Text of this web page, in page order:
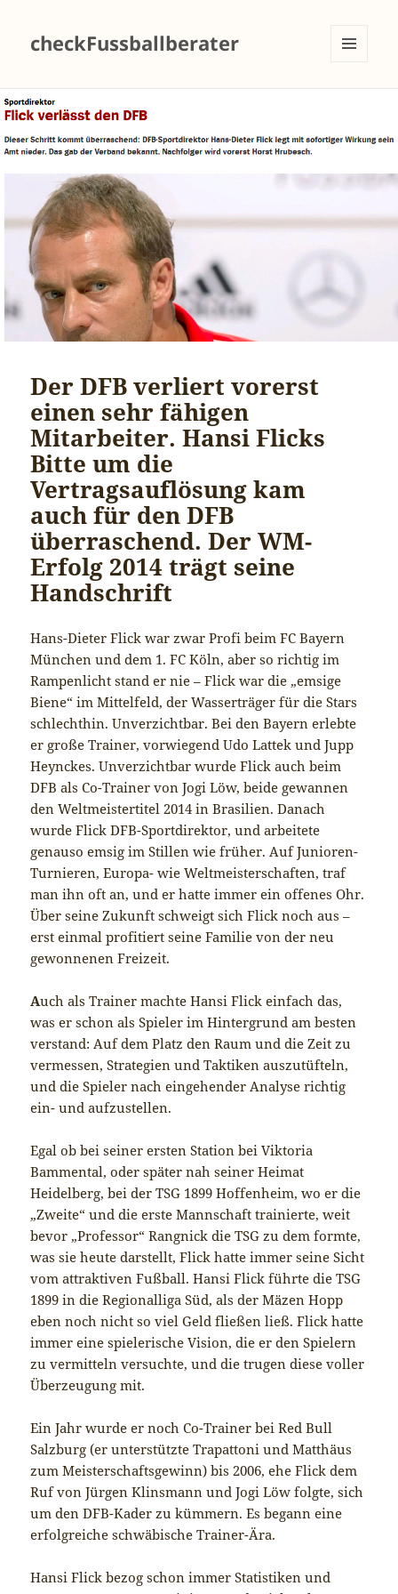
checkFussballberater
UND
Der DFB verliert vorerst
einen sehr fähigen
Mitarbeiter. Hansi Flicks
Bitte um die
Vertragsauflösung kam
auch für den DFB
überraschend. Der WM-
Erfolg 2014 trägt seine
Handschrift
Hans-Dieter Flick war zwar Profi beim FC Bayern
München und dem 1. FC Köln, aber so richtig im
Rampenlicht stand er nie – Flick war die „emsige
Biene“ im Mittelfeld, der Wasserträger für die Stars
schlechthin. Unverzichtbar. Bei den Bayern erlebte
er große Trainer, vorwiegend Udo Lattek und Jupp
Heynckes. Unverzichtbar wurde Flick auch beim
DFB als Co-Trainer von Jogi Löw, beide gewannen
den Weltmeistertitel 2014 in Brasilien. Danach
wurde Flick DFB-Sportdirektor, und arbeitete
genauso emsig im Stillen wie früher. Auf Junioren-
Turnieren, Europa- wie Weltmeisterschaften, traf
man ihn oft an, und er hatte immer ein offenes Ohr.
Über seine Zukunft schweigt sich Flick noch aus –
erst einmal profitiert seine Familie von der neu
gewonnenen Freizeit.
Auch als Trainer machte Hansi Flick einfach das,
was er schon als Spieler im Hintergrund am besten
verstand: Auf dem Platz den Raum und die Zeit zu
vermessen, Strategien und Taktiken auszutüfteln,
und die Spieler nach eingehender Analyse richtig
ein- und aufzustellen.
Egal ob bei seiner ersten Station bei Viktoria
Bammental, oder später nah seiner Heimat
Heidelberg, bei der TSG 1899 Hoffenheim, wo er die
„Zweite“ und die erste Mannschaft trainierte, weit
bevor „Professor“ Rangnick die TSG zu dem formte,
was sie heute darstellt, Flick hatte immer seine Sicht
vom attraktiven Fußball. Hansi Flick führte die TSG
1899 in die Regionalliga Süd, als der Mäzen Hopp
eben noch nicht so viel Geld fließen ließ. Flick hatte
immer eine spielerische Vision, die er den Spielern
zu vermitteln versuchte, und die trugen diese voller
Überzeugung mit.
Ein Jahr wurde er noch Co-Trainer bei Red Bull
Salzburg (er unterstützte Trapattoni und Matthäus
zum Meisterschaftsgewinn) bis 2006, ehe Flick dem
Ruf von Jürgen Klinsmann und Jogi Löw folgte, sich
um den DFB-Kader zu kümmern. Es begann eine
erfolgreiche schwäbische Trainer-Ära.
Hansi Flick bezog schon immer Statistiken und